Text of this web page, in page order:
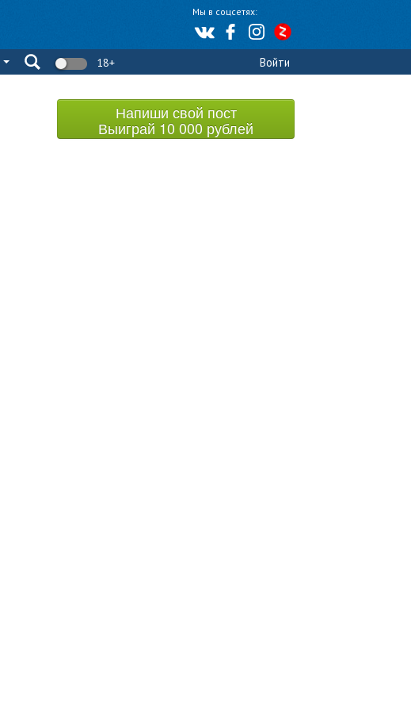
Мы в соцсетях:
18+ Войти
Напиши свой пост
Выиграй 10 000 рублей